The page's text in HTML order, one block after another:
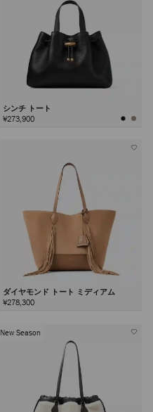
シンチ トート
¥273,900
ダイヤモンド トート ミディアム
¥278,300
New Season